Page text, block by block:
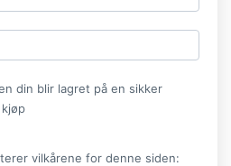
din blir lagret på en sikker
vilkårene for denne siden: